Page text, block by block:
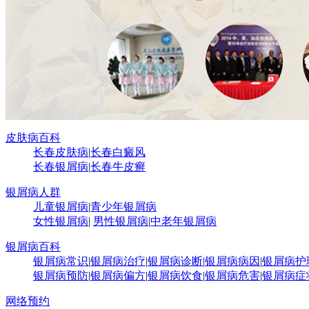
皮肤病百科
长春皮肤病|长春白癜风
长春银屑病|长春牛皮癣
银屑病人群
儿童银屑病|青少年银屑病
女性银屑病| 男性银屑病|中老年银屑病
银屑病百科
银屑病常识|银屑病治疗|银屑病诊断|银屑病病因 |银屑病护
银屑病预防|银屑病偏方|银屑病饮食|银屑病危害|银屑病症
网络预约